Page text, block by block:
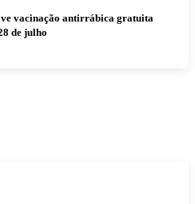
vacinação antirrábica gratuita
de julho